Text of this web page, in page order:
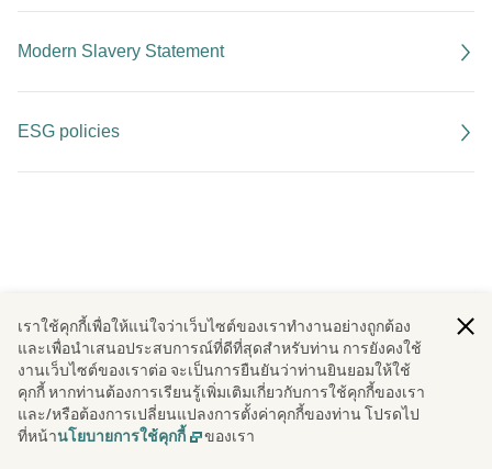
Modern Slavery Statement
ESG policies
เราใช้คุกกี้เพื่อให้แน่ใจว่าเว็บไซต์ของเราทํางานอย่างถูกต้อง
และเพื่อนําเสนอประสบการณ์ที่ดีที่สุดสําหรับท่าน การยังคงใช้
งานเว็บไซต์ของเราต่อ จะเป็นการยืนยันว่าท่านยินยอมให้ใช้
คุกกี้ หากท่านต้องการเรียนรู้เพิ่มเติมเกี่ยวกับการใช้คุกกี้ของเรา
และ/หรือต้องการเปลี่ยนแปลงการตั้งค่าคุกกี้ของท่าน โปรดไป
ที่หน้านโยบายการใช้คุกกี้ ของเรา